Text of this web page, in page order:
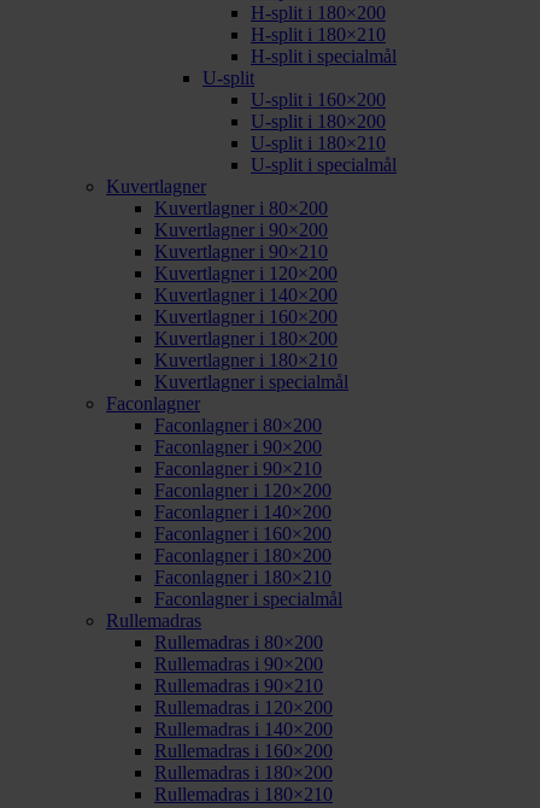
H-split i 180×200
H-split i 180×210
H-split i specialmål
U-split
U-split i 160×200
U-split i 180×200
U-split i 180×210
U-split i specialmål
Kuvertlagner
Kuvertlagner i 80×200
Kuvertlagner i 90×200
Kuvertlagner i 90×210
Kuvertlagner i 120×200
Kuvertlagner i 140×200
Kuvertlagner i 160×200
Kuvertlagner i 180×200
Kuvertlagner i 180×210
Kuvertlagner i specialmål
Faconlagner
Faconlagner i 80×200
Faconlagner i 90×200
Faconlagner i 90×210
Faconlagner i 120×200
Faconlagner i 140×200
Faconlagner i 160×200
Faconlagner i 180×200
Faconlagner i 180×210
Faconlagner i specialmål
Rullemadras
Rullemadras i 80×200
Rullemadras i 90×200
Rullemadras i 90×210
Rullemadras i 120×200
Rullemadras i 140×200
Rullemadras i 160×200
Rullemadras i 180×200
Rullemadras i 180×210